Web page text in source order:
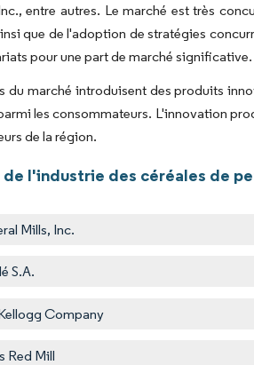
entre autres. Le marché est très
que de l'adoption de stratégies
pour une part de marché significative.
du marché introduisent des produits
les consommateurs. L'innovation
de la région.
de l'industrie des céréales de
Mills, Inc.
S.A.
Company
Red Mill